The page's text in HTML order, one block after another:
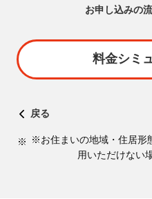
お申し込みの
料金シミ
戻る
※お住まいの地域・住居形
用いただけない